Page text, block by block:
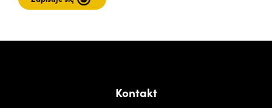
Kontakt